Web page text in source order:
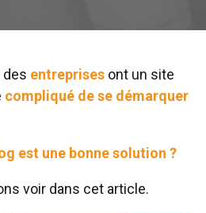
des entreprises ont un site
compliqué de se démarquer
est une bonne solution ?
voir dans cet article.